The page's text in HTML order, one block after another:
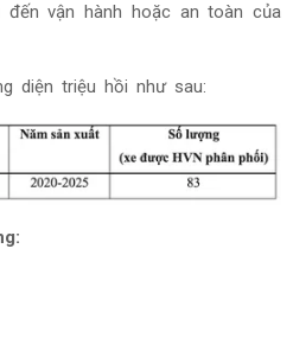
vận hành hoặc an toàn của
diện triệu hồi như sau: